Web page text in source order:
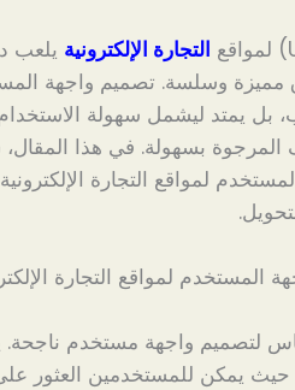
التجارة الإلكترونية يلعب
مميزة وسلسة. تصميم واجهة
يمتد ليشمل سهولة
المرجوة بسهولة. في هذا
لمواقع التجارة
لمواقع التجارة
لتصميم واجهة مستخدم
يمكن للمستخدمين العثور